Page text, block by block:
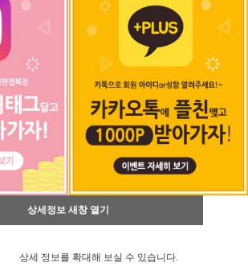
상세정보 새창 열기
상세 정보를 확대해 보실 수 있습니다.